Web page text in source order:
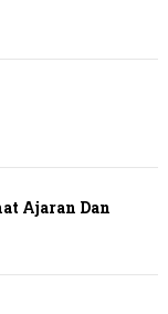
Ajaran Dan